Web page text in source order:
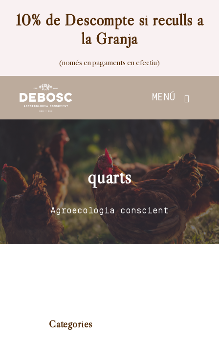
10% de Descompte si reculls a
la Granja
(només en pagaments en efectiu)
MENÚ
Nosaltres
Carret
quarts
Agroecologia conscient
Categories